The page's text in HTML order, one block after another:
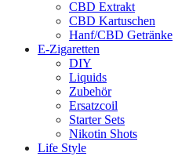
CBD Extrakt
CBD Kartuschen
Hanf/CBD Getränke
E-Zigaretten
DIY
Liquids
Zubehör
Ersatzcoil
Starter Sets
Nikotin Shots
Life Style